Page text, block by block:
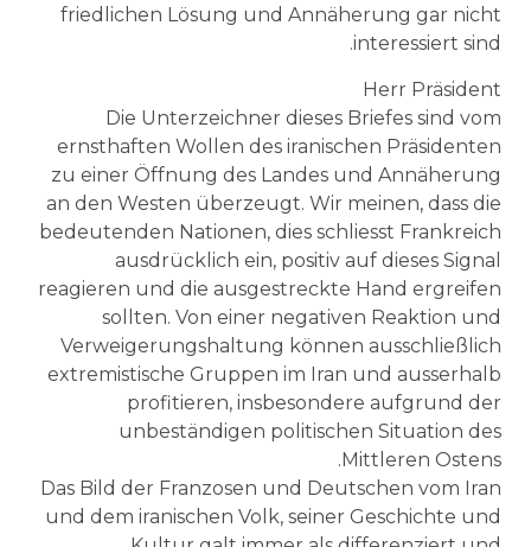
friedlichen Lösung und Annäherung gar nicht
interessiert sind.
Herr Präsident
Die Unterzeichner dieses Briefes sind vom
ernsthaften Wollen des iranischen Präsidenten
zu einer Öffnung des Landes und Annäherung
an den Westen überzeugt. Wir meinen, dass die
bedeutenden Nationen, dies schliesst Frankreich
ausdrücklich ein, positiv auf dieses Signal
reagieren und die ausgestreckte Hand ergreifen
sollten. Von einer negativen Reaktion und
Verweigerungshaltung können ausschließlich
extremistische Gruppen im Iran und ausserhalb
profitieren, insbesondere aufgrund der
unbeständigen politischen Situation des
Mittleren Ostens.
Das Bild der Franzosen und Deutschen vom Iran
und dem iranischen Volk, seiner Geschichte und